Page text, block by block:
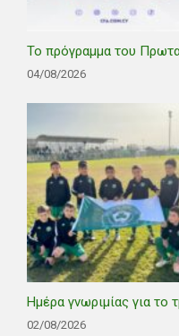
Το πρόγραμμα του
04/08/2026
Ημέρα γνωριμίας για το
02/08/2026